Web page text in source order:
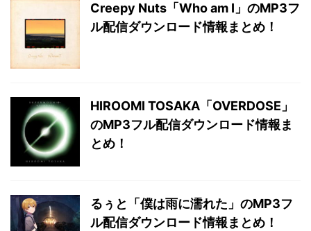
Creepy Nuts「Who am I」のMP3フ
ル配信ダウンロード情報まとめ！
HIROOMI TOSAKA「OVERDOSE」
のMP3フル配信ダウンロード情報ま
とめ！
るぅと「僕は雨に濡れた」のMP3フ
ル配信ダウンロード情報まとめ！